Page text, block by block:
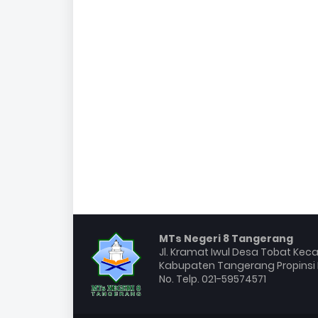
MTs Negeri 8 Tangerang
Jl. Kramat Iwul Desa Tobat
Kabupaten Tangerang Propinsi
No. Telp. 021-59574571